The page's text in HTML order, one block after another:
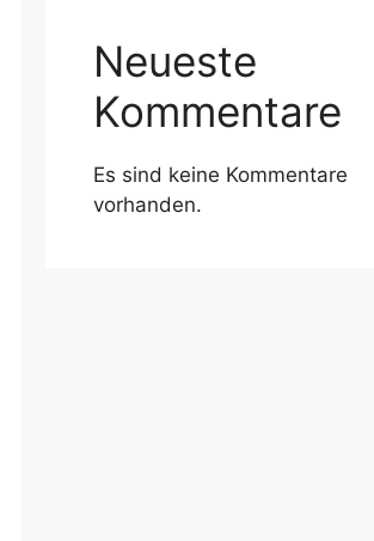
Neueste
Kommentare
Es sind keine Kommentare
vorhanden.